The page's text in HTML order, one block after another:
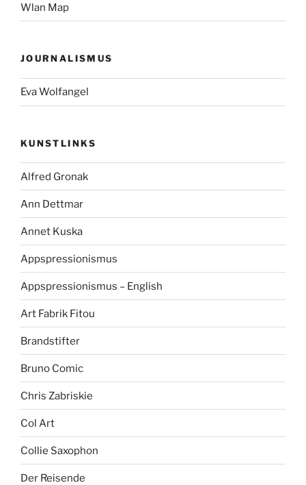
Wlan Map
JOURNALISMUS
Eva Wolfangel
KUNSTLINKS
Alfred Gronak
Ann Dettmar
Annet Kuska
Appspressionismus
Appspressionismus – English
Art Fabrik Fitou
Brandstifter
Bruno Comic
Chris Zabriskie
Col Art
Collie Saxophon
Der Reisende